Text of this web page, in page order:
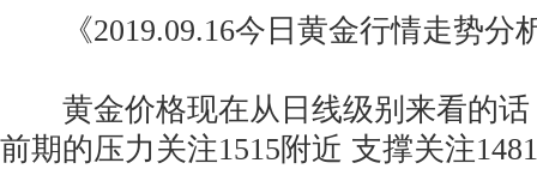
《2019.09.16今日黄金行情走势分
黄金价格现在从日线级别来看的话
前期的压力关注1515附近 支撑关注